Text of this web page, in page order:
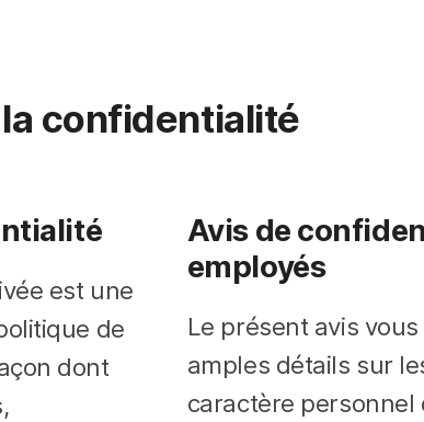
confidentialité
est une
de
dont
Avis de
employés
Le présent avis
amples détails sur
caractère personnel